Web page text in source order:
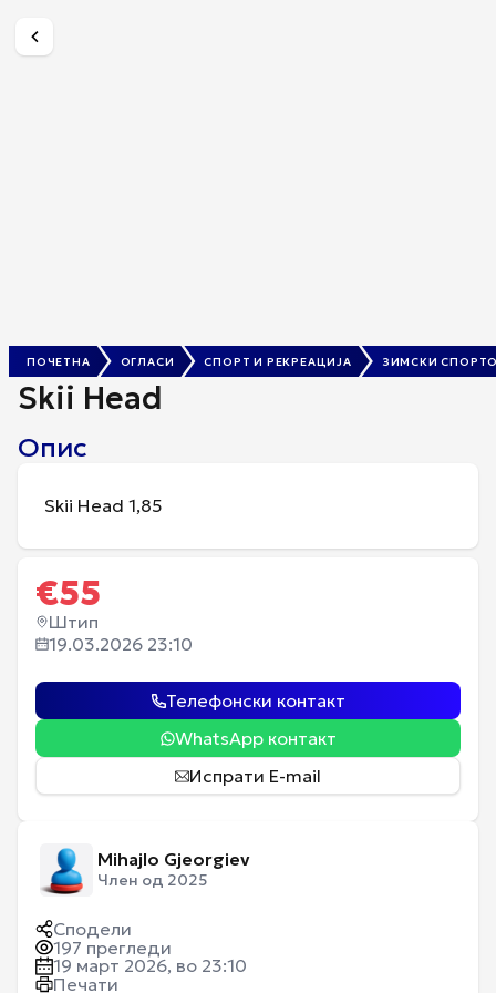
ПОЧЕТНА ОГЛАСИ СПОРТ И РЕКРЕАЦИЈА ЗИМСКИ
Skii Head
Опис
Skii Head 1,85
€55
Штип
19.03.2026 23:10
Телефонски контакт
WhatsApp контакт
Испрати E-mail
Mihajlo Gjeorgiev
Член од 2025
Сподели
197 прегледи
19 март 2026, во 23:10
Печати